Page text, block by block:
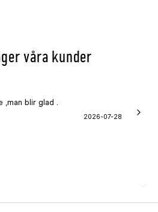
våra kunder
blir glad .
2026-07-28